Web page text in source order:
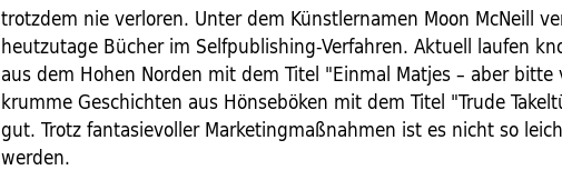
trotzdem nie verloren. Unter dem Künstlernamen Moon McNeill
heutzutage Bücher im Selfpublishing-Verfahren. Aktuell laufen
aus dem Hohen Norden mit dem Titel "Einmal Matjes – aber
krumme Geschichten aus Hönseböken mit dem Titel "Trude
gut. Trotz fantasievoller Marketingmaßnahmen ist es nicht so
werden.